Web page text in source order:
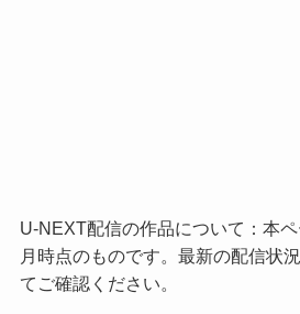
U-NEXT配信の作品について：本
月時点のものです。最新の配信状
てご確認ください。